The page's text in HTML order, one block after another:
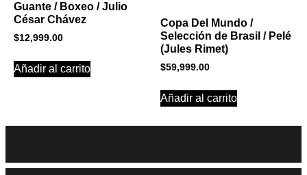
Guante / Boxeo / Julio
César Chávez
$12,999.00
Añadir al carrito
Copa Del Mundo /
Selección de Brasil / Pelé
(Jules Rimet)
$59,999.00
Añadir al carrito